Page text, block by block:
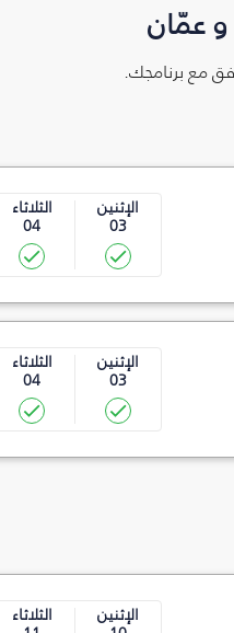
الإثنين
03
الثلاثاء
04
الإثنين
03
الثلاثاء
04
الإثنين
الثلاثاء